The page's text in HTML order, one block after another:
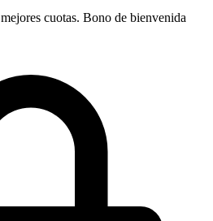
cuotas. Bono de bienvenida